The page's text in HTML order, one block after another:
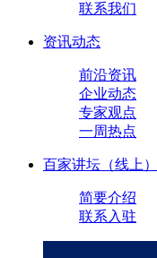
联系我们
资讯动态
前沿资讯
企业动态
专家观点
一周热点
百家讲坛（线上）
简要介绍
联系入驻